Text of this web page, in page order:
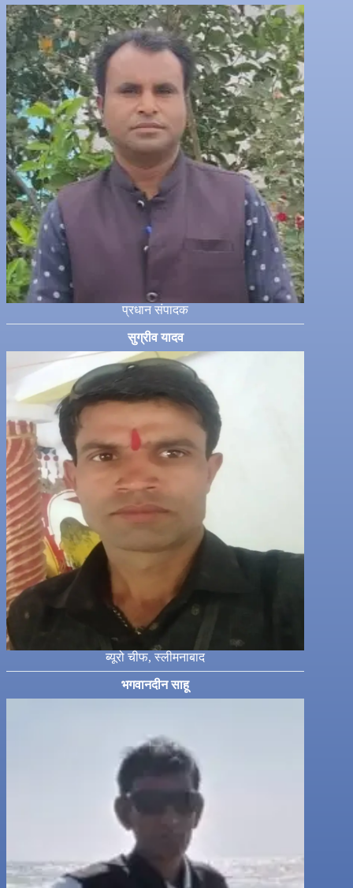
प्रधान संपादक
सुग्रीव यादव
ब्यूरो चीफ, स्लीमनाबाद
भगवानदीन साहू